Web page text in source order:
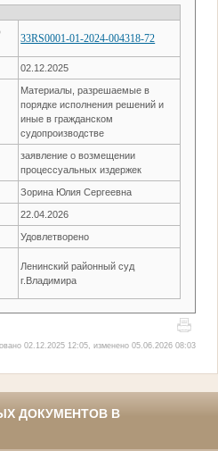
33RS0001-01-2024-004318-72
02.12.2025
Материалы, разрешаемые в
порядке исполнения решений и
иные в гражданском
судопроизводстве
заявление о возмещении
процессуальных издержек
Зорина Юлия Сергеевна
22.04.2026
Удовлетворено
Ленинский районный суд
г.Владимира
02.12.2025 12:05, изменено 05.06.2026 08:03
ДОКУМЕНТОВ В